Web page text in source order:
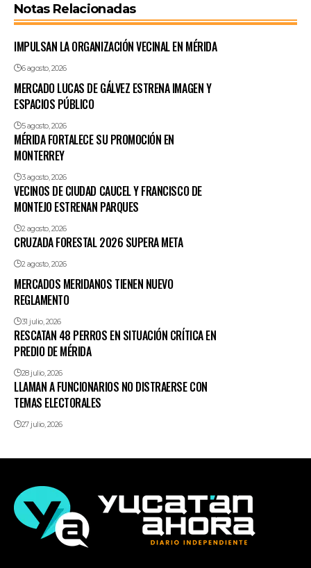
Notas Relacionadas
IMPULSAN LA ORGANIZACIÓN VECINAL EN MÉRIDA
6 agosto, 2026
MERCADO LUCAS DE GÁLVEZ ESTRENA IMAGEN Y
ESPACIOS PÚBLICO
5 agosto, 2026
MÉRIDA FORTALECE SU PROMOCIÓN EN
MONTERREY
3 agosto, 2026
VECINOS DE CIUDAD CAUCEL Y FRANCISCO DE
MONTEJO ESTRENAN PARQUES
2 agosto, 2026
CRUZADA FORESTAL 2026 SUPERA META
2 agosto, 2026
MERCADOS MERIDANOS TIENEN NUEVO
REGLAMENTO
31 julio, 2026
RESCATAN 48 PERROS EN SITUACIÓN CRÍTICA EN
PREDIO DE MÉRIDA
28 julio, 2026
LLAMAN A FUNCIONARIOS NO DISTRAERSE CON
TEMAS ELECTORALES
27 julio, 2026